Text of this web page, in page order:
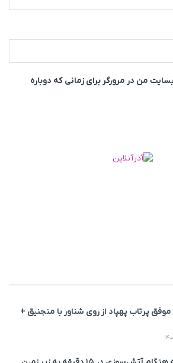
من در مرورگر برای زمانی که دوباره
پرتاب پهپاد از روی شناور با منجنیق +